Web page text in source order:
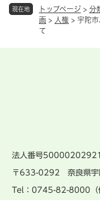
現在地 トップページ > 分
画 > 人権 > 宇陀
て
法人番号
〒633-0292 奈良県宇
Tel：0745-82-8000